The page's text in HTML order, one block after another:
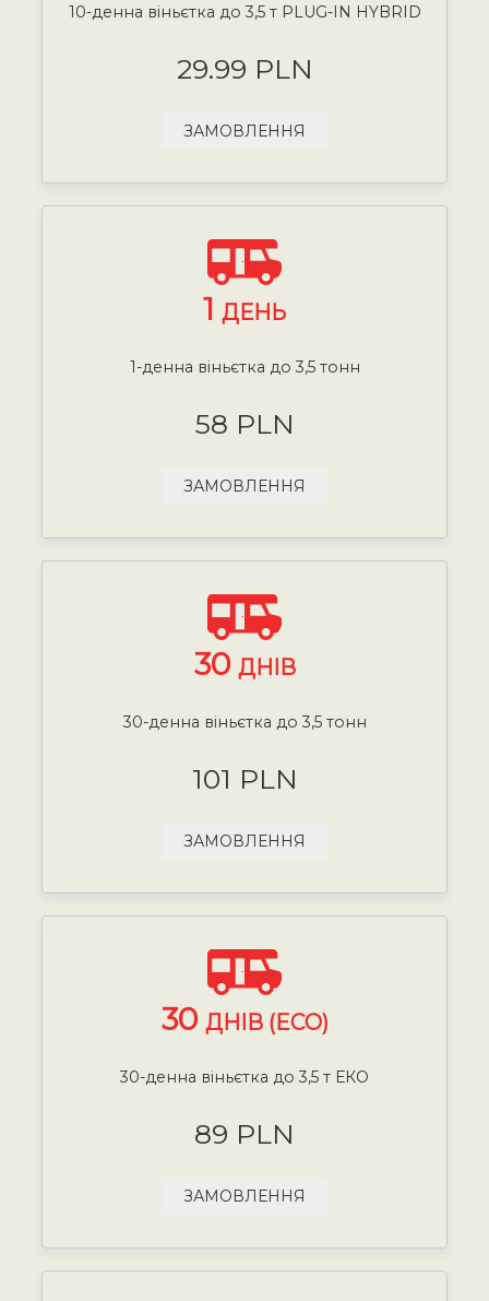
10-денна віньєтка до 3,5 т PLUG-IN HYBRID
29.99 PLN
ЗАМОВЛЕННЯ
1 ДЕНЬ
1-денна віньєтка до 3,5 тонн
58 PLN
ЗАМОВЛЕННЯ
30 ДНІВ
30-денна віньєтка до 3,5 тонн
101 PLN
ЗАМОВЛЕННЯ
30 ДНІВ (ECO)
30-денна віньєтка до 3,5 т ЕКО
89 PLN
ЗАМОВЛЕННЯ